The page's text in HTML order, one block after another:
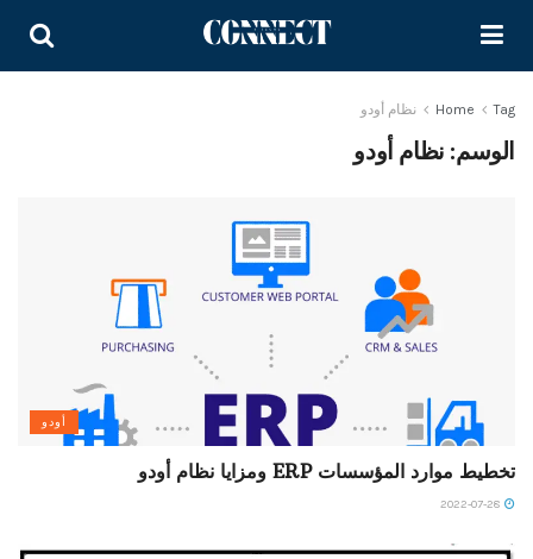
Home Tag نظام أودو
الوسم: نظام أودو
أودو
تخطيط موارد المؤسسات ERP ومزايا نظام أودو